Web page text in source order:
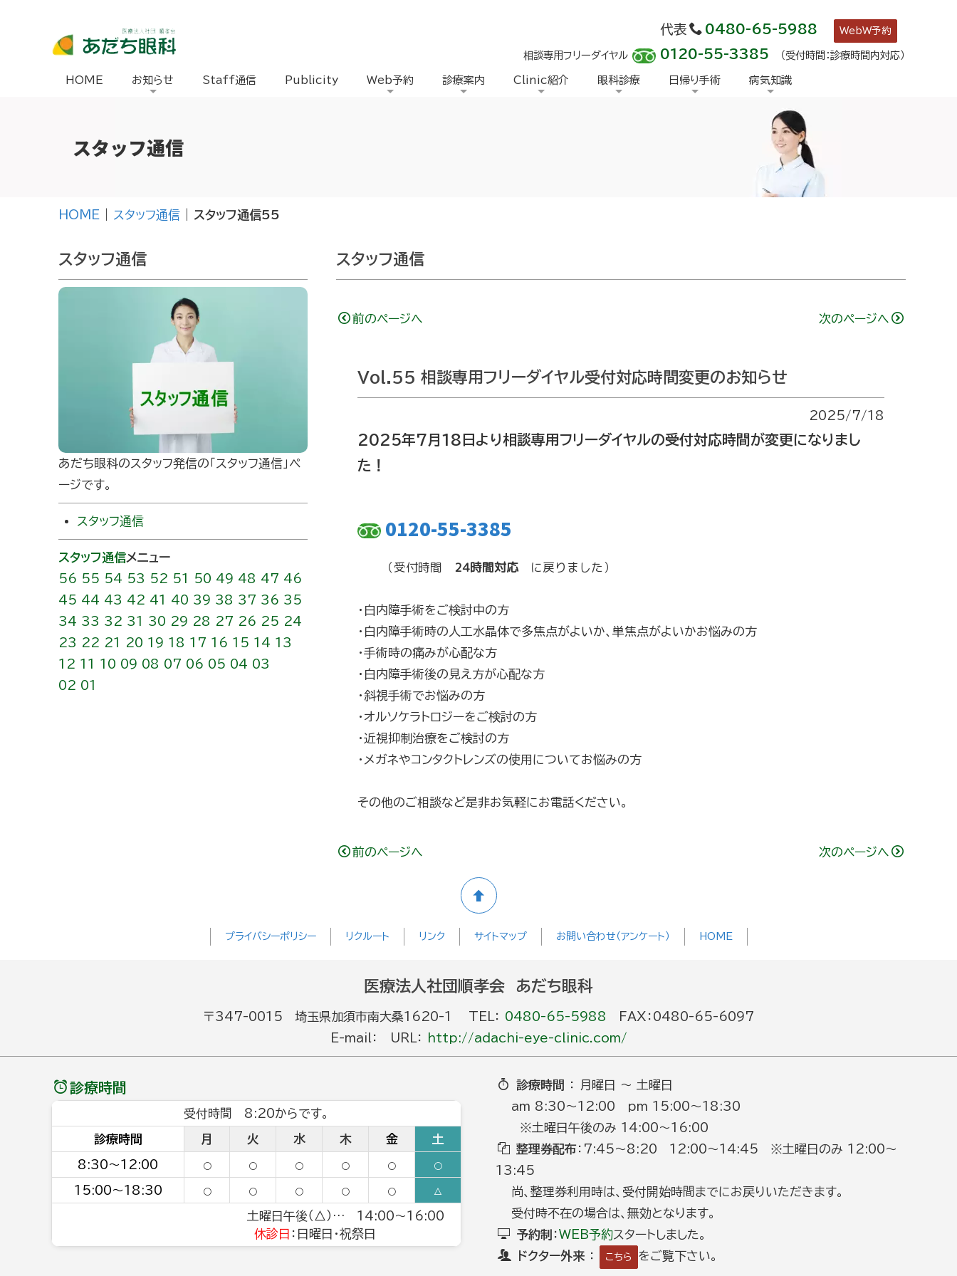
代表 0480-65-5988 WebW予約
相談専用フリーダイヤル 0120-55-3385 （受付時間：診療時間内対応）
HOME お知らせ Staff通信 Publicity Web予約 診療案内 Clinic紹介 眼科診療 日帰り手術 病気知識
スタッフ通信
HOME スタッフ通信 スタッフ通信55
スタッフ通信
前のページへ 次のページへ
Vol.55 相談専用フリーダイヤル受付対応時間変更のお知らせ
2025/7/18
2025年7月18日より相談専用フリーダイヤルの受付対応時間が変更になりまし
た！
0120-55-3385
（受付時間 24時間対応に戻りました）
・白内障手術をご検討中の方
・白内障手術時の人工水晶体で多焦点がよいか、単焦点がよいかお悩みの方
・手術時の痛みが心配な方
・白内障手術後の見え方が心配な方
・斜視手術でお悩みの方
・オルソケラトロジーをご検討の方
・近視抑制治療をご検討の方
・メガネやコンタクトレンズの使用についてお悩みの方
その他のご相談など是非お気軽にお電話ください。
前のページへ 次のページへ
スタッフ通信
あだち眼科のスタッフ発信の｢スタッフ通信」ペ
ージです。
スタッフ通信
スタッフ通信メニュー
56 55 54 53 52 51 50 49 48 47 46
45 44 43 42 41 40 39 38 37 36 35
34 33 32 31 30 29 28 27 26 25 24
23 22 21 20 19 18 17 16 15 14 13
12 11 10 09 08 07 06 05 04 03
02 01
プライバシーポリシー リクルート リンク サイトマップ お問い合わせ（アンケート） HOME
医療法人社団順孝会 あだち眼科
〒347-0015 埼玉県加須市南大桑1620-1 TEL： 0480-65-5988
FAX：0480-65-6097
E-mail： URL：
http://adachi-eye-clinic.com/
診療時間
受付時間 8:20からです。
診療時間 月 火 水 木 金 土
8:30～12:00 ○ ○ ○ ○ ○ ○
15:00～18:30 ○ ○ ○ ○ ○ △
土曜日午後（△）… 14:00～16:00
休診日 ：日曜日・祝祭日
診療時間
： 月曜日 ～ 土曜日
am 8:30～12:00 pm 15:00～18:30
※土曜日午後のみ 14:00～16:00
整理券配布：7:45～8:20 12:00～14:45 ※土曜日のみ 12:00～
13:45
尚、整理券利用時は、受付開始時間までにお戻りいただきます。
受付時不在の場合は、無効となります。
予約制 ：WEB予約スタートしました。
ドクター外来 ： こちら をご覧下さい。